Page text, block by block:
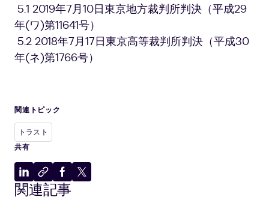
5.1 2019年7月10日東京地方裁判所判決（平成29
年(ワ)第11641号）
5.2 2018年7月17日東京高等裁判所判決（平成30
年(ネ)第1766号）
関連トピック
トラスト
共有
LinkedIn
に
ク
リ
Facebook
に
X
関連記事